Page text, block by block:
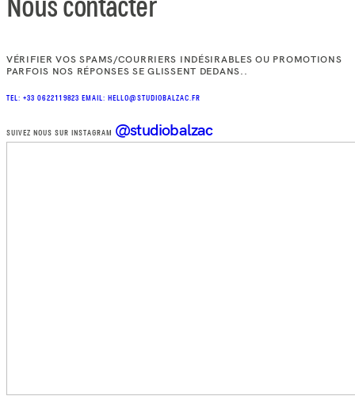
Nous contacter
VÉRIFIER VOS SPAMS/COURRIERS INDÉSIRABLES OU PROMOTIONS
PARFOIS NOS RÉPONSES SE GLISSENT DEDANS..
TEL: +33 0622119823 EMAIL: HELLO@STUDIOBALZAC.FR
SUIVEZ NOUS SUR INSTAGRAM @studiobalzac